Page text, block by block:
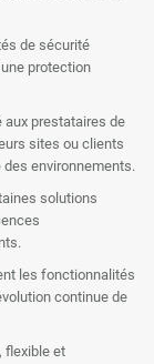
de sécurité
protection
prestataires de
sites ou clients
environnements.
solutions
les fonctionnalités
continue de
flexible et